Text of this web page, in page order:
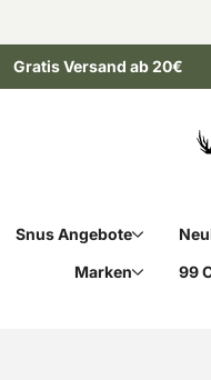
Gratis Versand ab 20€
Snus Angebote
Marken
99